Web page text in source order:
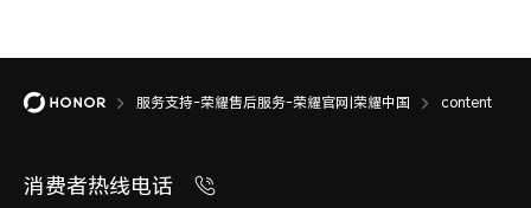
服务支持-荣耀售后服务-荣耀官网|荣耀中国 content
消费者热线电话